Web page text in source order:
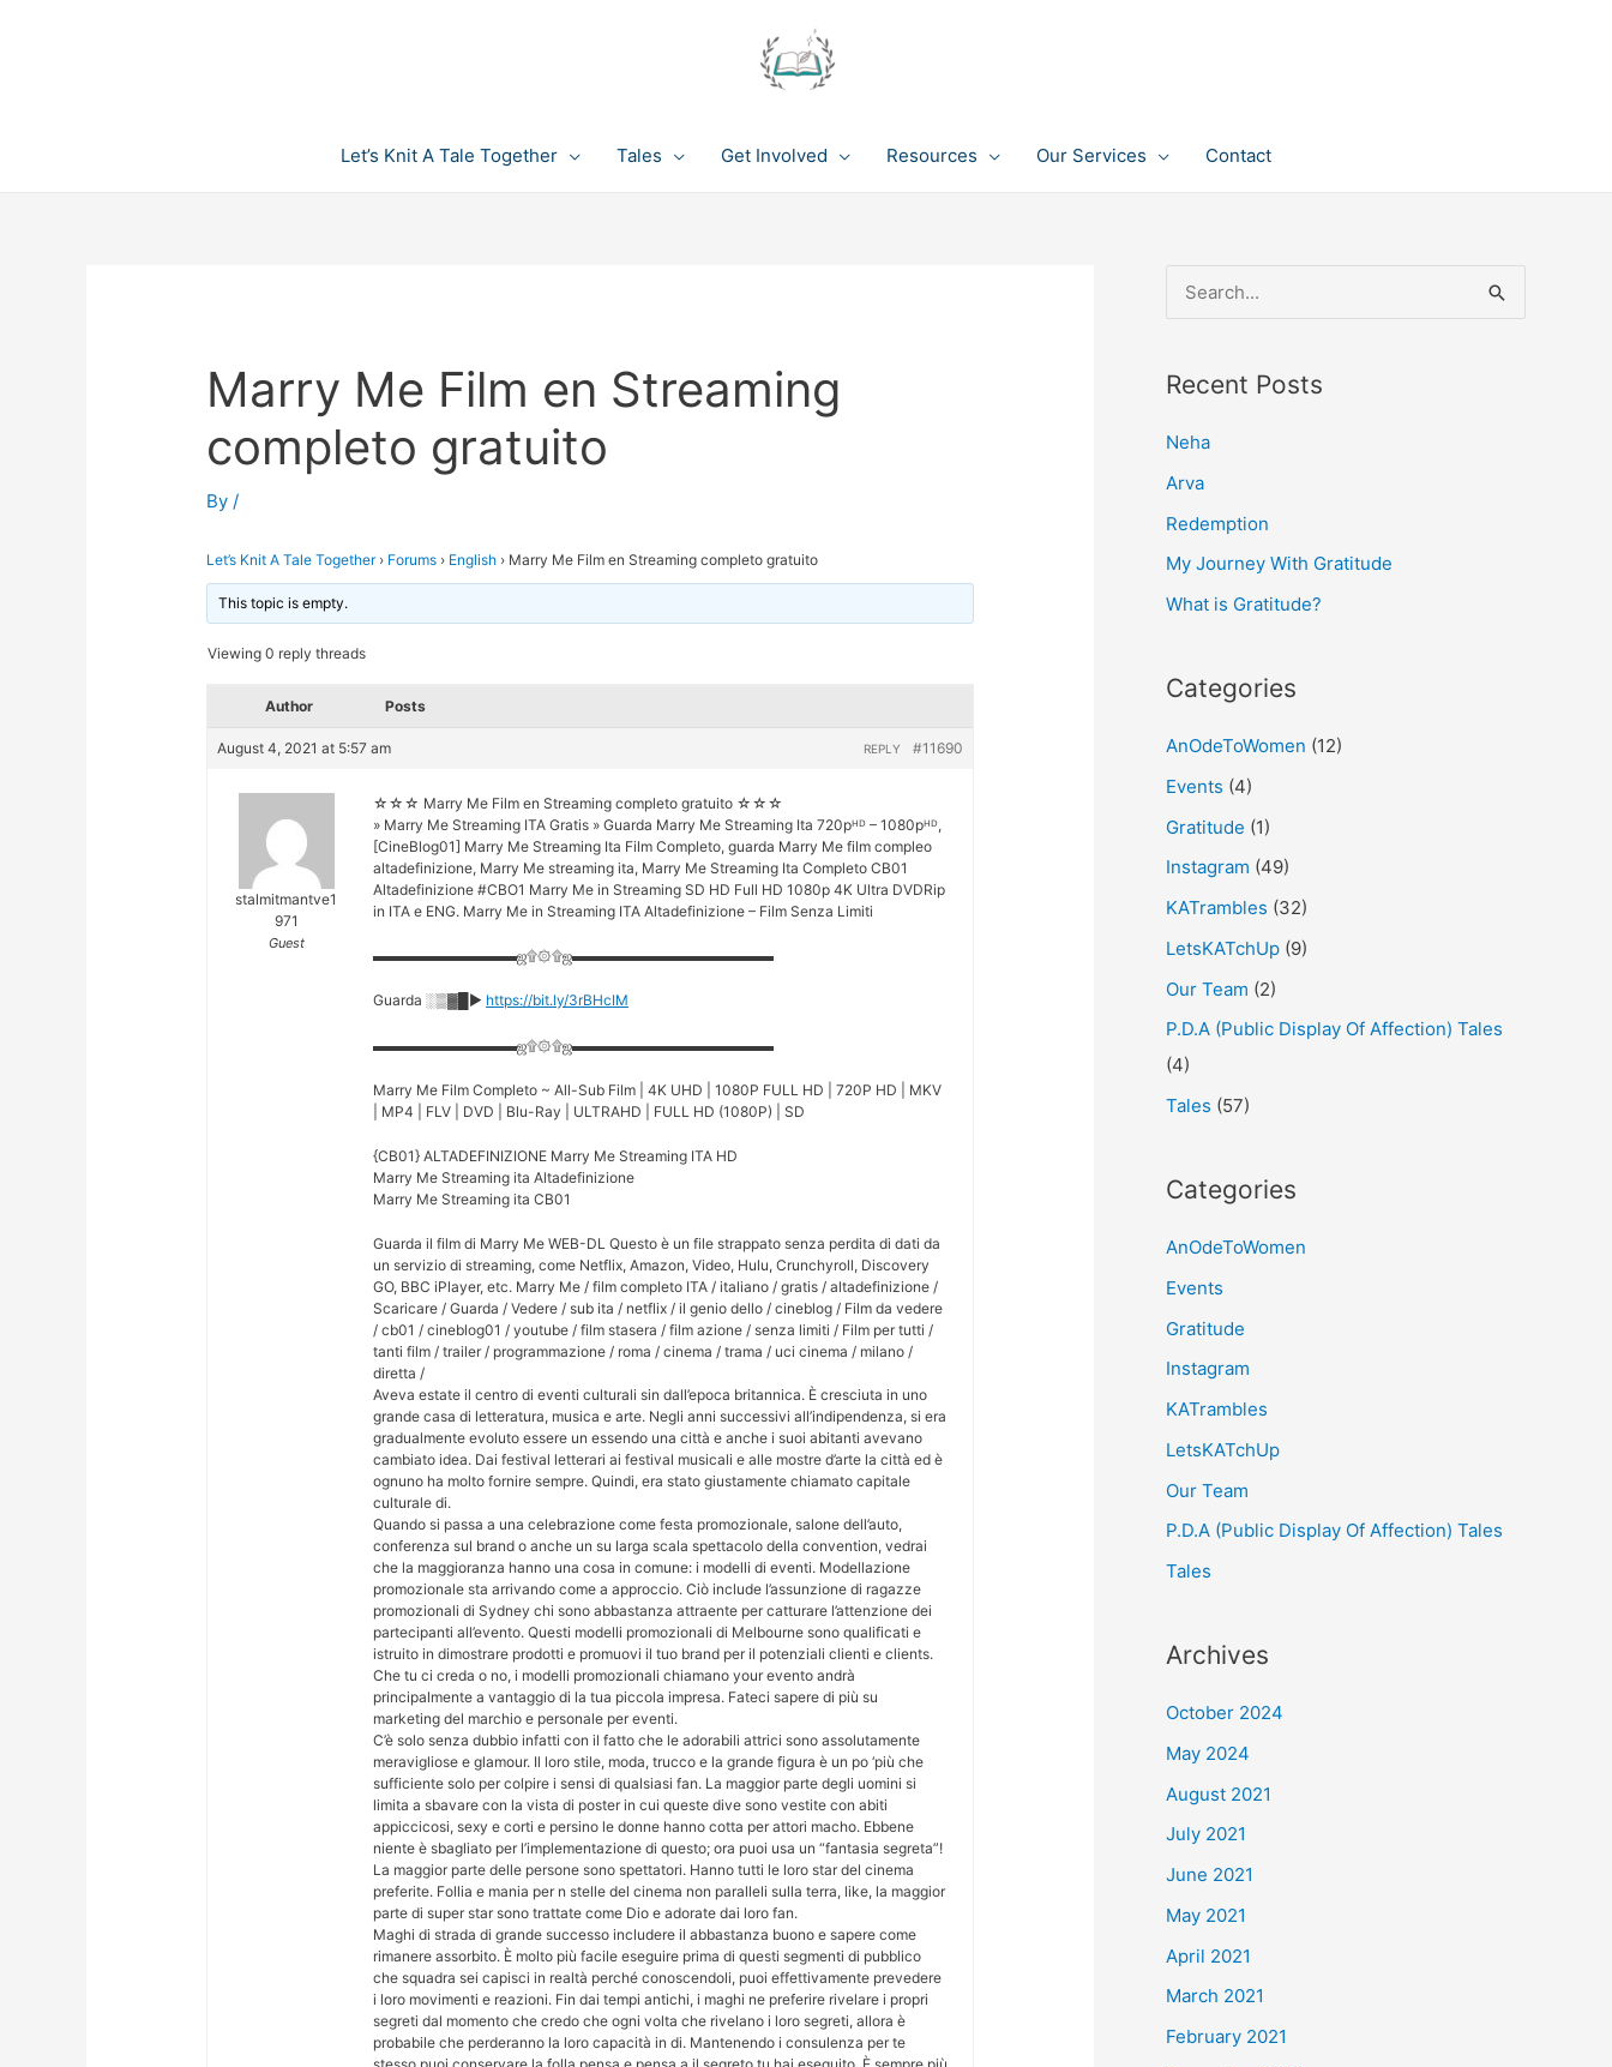
Let’s Knit A Tale Together Tales Get Involved Resources Our Services Contact
Marry Me Film en Streaming
completo gratuito
By/
Let’s Knit A Tale Together › Forums › English › Marry Me Film en Streaming completo gratuito
This topic is empty.
Viewing 0 reply threads
Author Posts
August 4, 2021 at 5:57 am #11690
REPLY
stalmitmantve1
971
Guest
☆☆☆ Marry Me Film en Streaming completo gratuito ☆☆☆
» Marry Me Streaming ITA Gratis » Guarda Marry Me Streaming Ita 720pᴴᴰ – 1080pᴴᴰ,
[CineBlog01] Marry Me Streaming Ita Film Completo, guarda Marry Me film compleo
altadefinizione, Marry Me streaming ita, Marry Me Streaming Ita Completo CB01
Altadefinizione #CBO1 Marry Me in Streaming SD HD Full HD 1080p 4K Ultra DVDRip
in ITA e ENG. Marry Me in Streaming ITA Altadefinizione – Film Senza Limiti
▬▬▬▬▬▬▬▬▬▬ஜ۩۞۩ஜ▬▬▬▬▬▬▬▬▬▬▬▬▬▬
Guarda ░▒▓█► https://bit.ly/3rBHcIM
▬▬▬▬▬▬▬▬▬▬ஜ۩۞۩ஜ▬▬▬▬▬▬▬▬▬▬▬▬▬▬
Marry Me Film Completo ~ All-Sub Film | 4K UHD | 1080P FULL HD | 720P HD | MKV
| MP4 | FLV | DVD | Blu-Ray | ULTRAHD | FULL HD (1080P) | SD
{CB01} ALTADEFINIZIONE Marry Me Streaming ITA HD
Marry Me Streaming ita Altadefinizione
Marry Me Streaming ita CB01
Guarda il film di Marry Me WEB-DL Questo è un file strappato senza perdita di dati da
un servizio di streaming, come Netflix, Amazon, Video, Hulu, Crunchyroll, Discovery
GO, BBC iPlayer, etc. Marry Me / film completo ITA / italiano / gratis / altadefinizione /
Scaricare / Guarda / Vedere / sub ita / netflix / il genio dello / cineblog / Film da vedere
/ cb01 / cineblog01 / youtube / film stasera / film azione / senza limiti / Film per tutti /
tanti film / trailer / programmazione / roma / cinema / trama / uci cinema / milano /
diretta /
Aveva estate il centro di eventi culturali sin dall’epoca britannica. È cresciuta in uno
grande casa di letteratura, musica e arte. Negli anni successivi all’indipendenza, si era
gradualmente evoluto essere un essendo una città e anche i suoi abitanti avevano
cambiato idea. Dai festival letterari ai festival musicali e alle mostre d’arte la città ed è
ognuno ha molto fornire sempre. Quindi, era stato giustamente chiamato capitale
culturale di.
Quando si passa a una celebrazione come festa promozionale, salone dell’auto,
conferenza sul brand o anche un su larga scala spettacolo della convention, vedrai
che la maggioranza hanno una cosa in comune: i modelli di eventi. Modellazione
promozionale sta arrivando come a approccio. Ciò include l’assunzione di ragazze
promozionali di Sydney chi sono abbastanza attraente per catturare l’attenzione dei
partecipanti all’evento. Questi modelli promozionali di Melbourne sono qualificati e
istruito in dimostrare prodotti e promuovi il tuo brand per il potenziali clienti e clients.
Che tu ci creda o no, i modelli promozionali chiamano your evento andrà
principalmente a vantaggio di la tua piccola impresa. Fateci sapere di più su
marketing del marchio e personale per eventi.
C’è solo senza dubbio infatti con il fatto che le adorabili attrici sono assolutamente
meravigliose e glamour. Il loro stile, moda, trucco e la grande figura è un po ‘più che
sufficiente solo per colpire i sensi di qualsiasi fan. La maggior parte degli uomini si
limita a sbavare con la vista di poster in cui queste dive sono vestite con abiti
appiccicosi, sexy e corti e persino le donne hanno cotta per attori macho. Ebbene
niente è sbagliato per l’implementazione di questo; ora puoi usa un “fantasia segreta”!
La maggior parte delle persone sono spettatori. Hanno tutti le loro star del cinema
preferite. Follia e mania per n stelle del cinema non paralleli sulla terra, like, la maggior
parte di super star sono trattate come Dio e adorate dai loro fan.
Maghi di strada di grande successo includere il abbastanza buono e sapere come
rimanere assorbito. È molto più facile eseguire prima di questi segmenti di pubblico
che squadra sei capisci in realtà perché conoscendoli, puoi effettivamente prevedere
i loro movimenti e reazioni. Fin dai tempi antichi, i maghi ne preferire rivelare i propri
segreti dal momento che credo che ogni volta che rivelano i loro segreti, allora è
probabile che perderanno la loro capacità in di. Mantenendo i consulenza per te
e
r
f
o
r
:
Recent Posts
Neha
Arva
Redemption
My Journey With Gratitude
What is Gratitude?
Categories
AnOdeToWomen (12)
Events (4)
Gratitude (1)
Instagram (49)
KATrambles (32)
LetsKATchUp (9)
Our Team (2)
P.D.A (Public Display Of Affection) Tales
(4)
Tales (57)
Categories
AnOdeToWomen
Events
Gratitude
Instagram
KATrambles
LetsKATchUp
Our Team
P.D.A (Public Display Of Affection) Tales
Tales
Archives
October 2024
May 2024
August 2021
July 2021
June 2021
May 2021
April 2021
March 2021
February 2021